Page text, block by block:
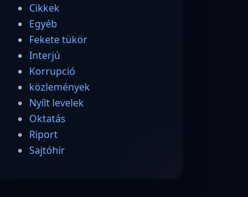
Cikkek
Egyéb
Fekete tükör
Interjú
Korrupció
közlemények
Nyílt levelek
Oktatás
Riport
Sajtóhír